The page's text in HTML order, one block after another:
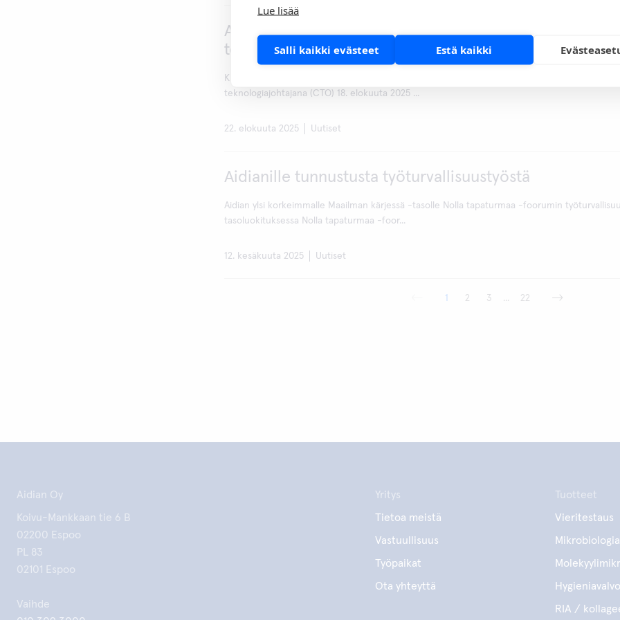
Lue lisää
Salli kaikki evästeet Estä kaikki
Aidian toivottaa Tarja Hirvensalon tervetulleeksi uudeksi
teknologiajohtajakseen (CTO)
Kuva: Jassu DammertMeillä on ilo ilmoittaa, että Tarja Hirvensalo on aloittanut Aidianin uutena
teknologiajohtajana (CTO) 18. elokuuta 2025 ...
22. elokuuta 2025 Uutiset
Aidianille tunnustusta työturvallisuustyöstä
Aidian ylsi korkeimmalle Maailman kärjessä -tasolle Nolla tapaturmaa -foorumin
tasoluokituksessa Nolla tapaturmaa -foor...
12. kesäkuuta 2025 Uutiset
1 2 3 ... 22
Aidian Oy
Koivu-Mankkaan tie 6 B
02200 Espoo
PL 83
02101 Espoo
Vaihde
Yritys
Tietoa meistä
Vastuullisuus
Työpaikat
Ota yhteyttä
Tuotteet
Vieritestaus
Mikrobiologia
RIA /